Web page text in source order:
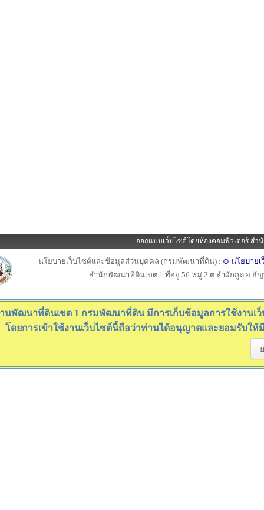
ออกแบบเว็บไซต์โดยห้องคอมพิวเตอร์ ส
นโยบายเว็บไซต์และข้อมูลส่วนบุคคล (กรมพัฒนาที่ดิน) : ⊙ นโยบายเ
สำนักพัฒนาที่ดินเขต 1 ที่อยู่ 56 หมู่ 2 ต.ลำผักกูด อ.ธั
นพัฒนาที่ดินเขต 1 กรมพัฒนาที่ดิน มีการเก็บข้อมูลการใช้งานเ
โดยการเข้าใช้งานเว็บไซต์นี้ถือว่าท่านได้อนุญาตและยอมรับ